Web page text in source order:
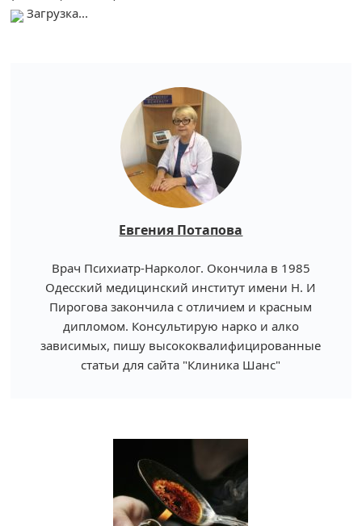
Загрузка...
Евгения Потапова
Врач Психиатр-Нарколог. Окончила в 1985
Одесский медицинский институт имени Н. И
Пирогова закончила с отличием и красным
дипломом. Консультирую нарко и алко
зависимых, пишу высококвалифицированные
статьи для сайта "Клиника Шанс"